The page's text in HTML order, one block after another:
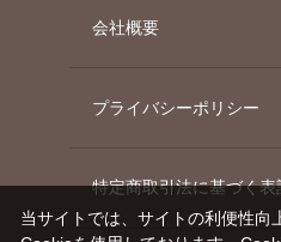
会社概要
プライバシーポリシー
特定商取引法に基づく表
当サイトでは、サイトの利便性向